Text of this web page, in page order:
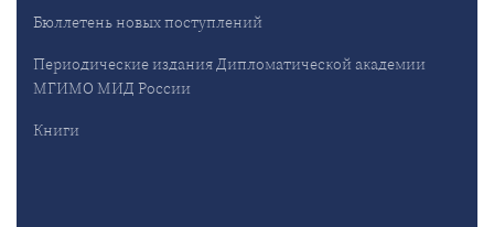
Бюллетень новых поступлений
Периодические издания Дипломатической академии
МГИМО МИД России
Книги